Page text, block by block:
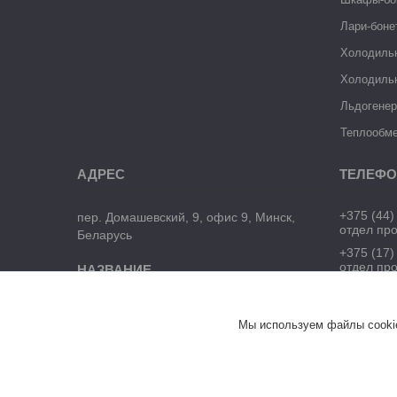
Лари-
пер. Домашевский, 9, офис 9, Минск,
Беларусь
+375
отдел
+375
отдел
Мы используем файлы